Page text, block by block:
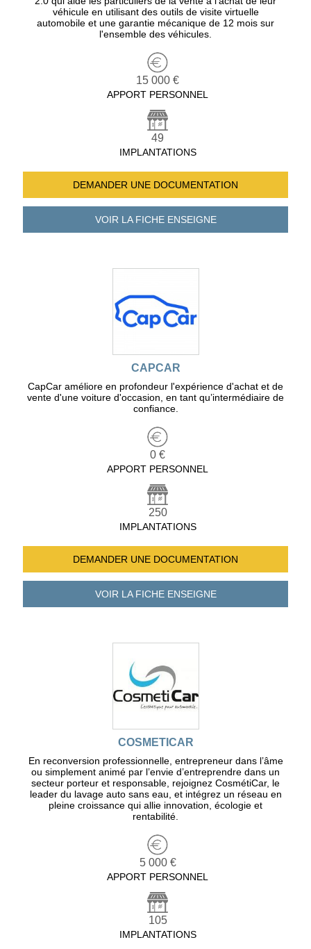
véhicule en utilisant des outils de visite virtuelle
automobile et une garantie mécanique de 12 mois sur
l'ensemble des véhicules.
15 000 €
APPORT PERSONNEL
49
IMPLANTATIONS
DEMANDER UNE DOCUMENTATION
VOIR LA FICHEENSEIGNE
CAPCAR
CapCar améliore en profondeur l'expérience d'achat et de
vente d'une voiture d'occasion, en tant qu’intermédiaire de
confiance.
0 €
APPORT PERSONNEL
250
IMPLANTATIONS
DEMANDER UNE DOCUMENTATION
VOIR LA FICHEENSEIGNE
COSMETICAR
En reconversion professionnelle, entrepreneur dans l’âme
ou simplement animé par l’envie d’entreprendre dans un
secteur porteur et responsable, rejoignez CosmétiCar, le
leader du lavage auto sans eau, et intégrez un réseau en
pleine croissance qui allie innovation, écologie et
rentabilité.
5 000 €
APPORT PERSONNEL
105
IMPLANTATIONS